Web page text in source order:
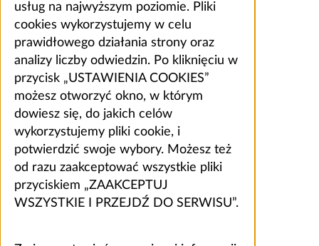
usług na najwyższym poziomie. Pliki
cookies wykorzystujemy w celu
prawidłowego działania strony oraz
analizy liczby odwiedzin. Po kliknięciu w
przycisk „USTAWIENIA COOKIES”
możesz otworzyć okno, w którym
dowiesz się, do jakich celów
wykorzystujemy pliki cookie, i
potwierdzić swoje wybory. Możesz też
od razu zaakceptować wszystkie pliki
przyciskiem „ZAAKCEPTUJ
WSZYSTKIE I PRZEJDŹ DO SERWISU”.